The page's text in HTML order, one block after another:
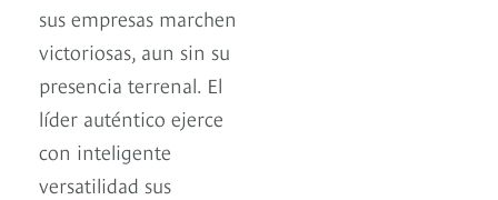
sus empresas marchen
victoriosas, aun sin su
presencia terrenal. El
líder auténtico ejerce
con inteligente
versatilidad sus